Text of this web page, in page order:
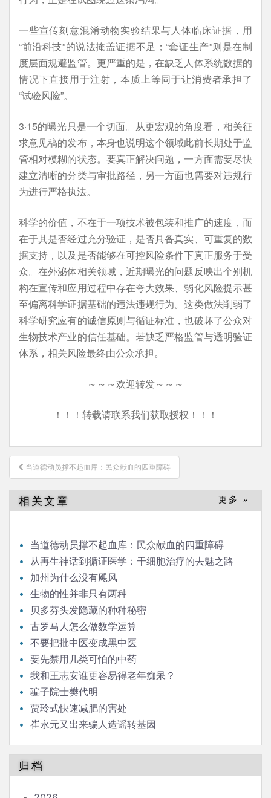
一些宣传刻意混淆动物实验结果与人体临床证据，用
“前沿科技”的说法掩盖证据不足；“套证生产”则是在制
度层面规避监管。更严重的是，在缺乏人体系统数据的
情况下直接用于注射，本质上等同于让消费者承担了
“试验风险”。
3·15的曝光只是一个切面。从更宏观的角度看，相关征
求意见稿的发布，本身也说明这个领域此前长期处于监
管相对模糊的状态。要真正解决问题，一方面需要尽快
建立清晰的分类与审批路径，另一方面也需要对违规行
为进行严格执法。
科学的价值，不在于一项技术被包装和推广的速度，而
在于其是否经过充分验证，是否具备真实、可重复的数
据支持，以及是否能够在可控风险条件下真正服务于受
众。在外泌体相关领域，近期曝光的问题反映出个别机
构在宣传和应用过程中存在夸大效果、弱化风险提示甚
至偏离科学证据基础的违法违规行为。这类做法削弱了
科学研究应有的诚信原则与循证标准，也破坏了公众对
生物技术产业的信任基础。若缺乏严格监管与透明验证
体系，相关风险最终由公众承担。
～～～欢迎转发～～～
！！！转载请联系我们获取授权！！！
文
章
导
航
当道德动员撑不起血库：民众献血的四重障碍
相关文章 更多 »
当道德动员撑不起血库：民众献血的四重障碍
从再生神话到循证医学：干细胞治疗的去魅之路
加州为什么没有飓风
生物的性并非只有两种
贝多芬头发隐藏的种种秘密
古罗马人怎么做数学运算
不要把批中医变成黑中医
要先禁用几类可怕的中药
我和王志安谁更容易得老年痴呆？
骗子院士樊代明
贾玲式快速减肥的害处
崔永元又出来骗人造谣转基因
归档